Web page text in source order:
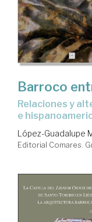
Barroco
relaciones y alternativas en la escultura andaluza
e
López-Guadalupe
Editorial Comares.